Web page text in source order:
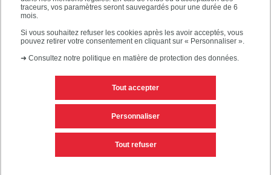
traceurs, vos paramètres seront sauvegardés pour une durée de 6
mois.
Si vous souhaitez refuser les cookies après les avoir acceptés, vous
pouvez retirer votre consentement en cliquant sur « Personnaliser ».
➜ Consultez notre politique en matière de protection des données.
Tout accepter
Tout refuser
Personnaliser
Mentions légales
Personnaliser les cookies Plan du site